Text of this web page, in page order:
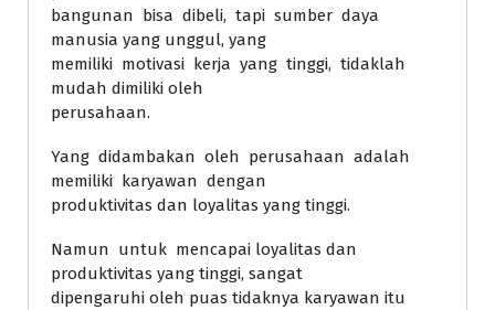
bangunan bisa dibeli, tapi sumber daya
manusia yang unggul, yang
memiliki motivasi kerja yang tinggi, tidaklah
mudah dimiliki oleh
perusahaan.
Yang didambakan oleh perusahaan adalah
memiliki karyawan dengan
produktivitas dan loyalitas yang tinggi.
Namun untuk mencapai loyalitas dan
produktivitas yang tinggi, sangat
dipengaruhi oleh puas tidaknya karyawan itu